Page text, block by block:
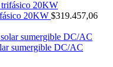
20KW $319.457,06
sumergible DC/AC